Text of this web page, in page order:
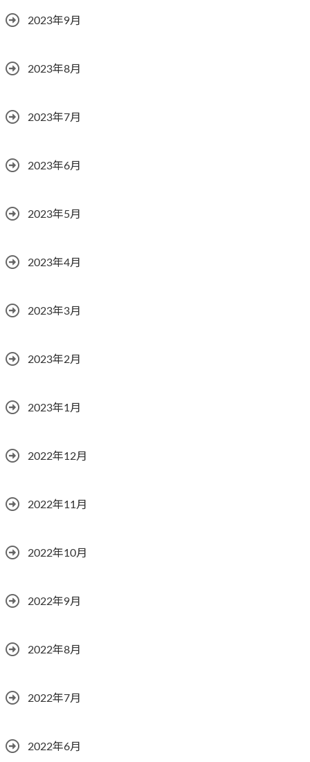
2023年9月
2023年8月
2023年7月
2023年6月
2023年5月
2023年4月
2023年3月
2023年2月
2023年1月
2022年12月
2022年11月
2022年10月
2022年9月
2022年8月
2022年7月
2022年6月